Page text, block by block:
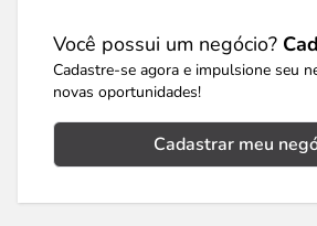
Você possui um negócio?
Cadastre-se agora e impulsione seu
novas oportunidades!
Cadastrar meu